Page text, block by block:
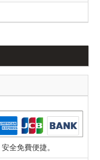
全免費便捷。